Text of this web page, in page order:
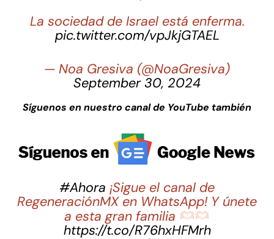
La sociedad de Israel está enferma.
pic.twitter.com/vpJkjGTAEL
— Noa Gresiva (@NoaGresiva)
September 30, 2024
Síguenos en nuestro canal de YouTube también
#Ahora ¡Sigue el canal de
RegeneraciónMX en WhatsApp! Y únete
a esta gran familia
https://t.co/R76hxHFMrh